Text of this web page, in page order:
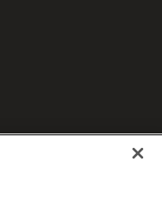
| New York